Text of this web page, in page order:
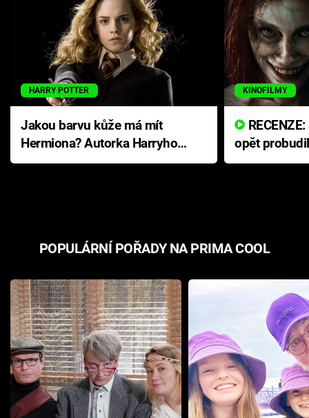
HARRY POTTER
Jakou barvu kůže má mít
Hermiona? Autorka Harryho
Pottera přišla s ráznou
KINOFILMY
opět
přichází s
POPULÁRNÍ POŘADY NA PRIMA COOL